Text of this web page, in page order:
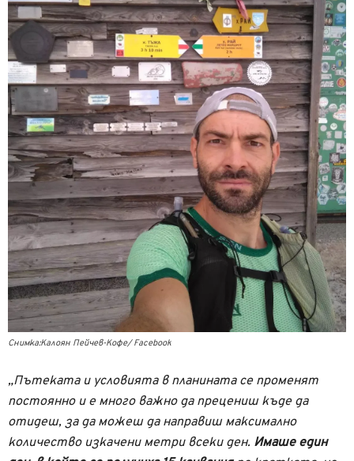
Снимка:Калоян Пейчев-Кофе/ Facebook
„Пътеката и условията в планината се променят
постоянно и е много важно да прецениш къде да
отидеш, за да можеш да направиш максимално
количество изкачени метри всеки ден. Имаше един